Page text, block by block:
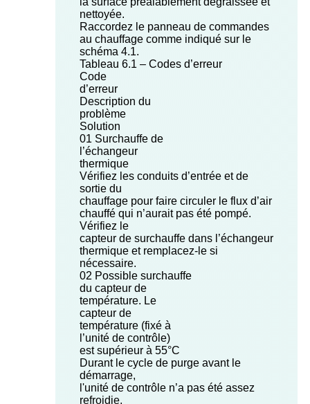
nettoyée.
Raccordez le panneau de commandes
au chauffage comme indiqué sur le
schéma 4.1.
Tableau 6.1 – Codes d’erreur
Code
d’erreur
Description du
problème
Solution
01 Surchauffe de
l’échangeur
thermique
Vérifiez les conduits d’entrée et de
sortie du
chauffage pour faire circuler le flux d’air
chauffé qui n’aurait pas été pompé.
Vérifiez le
capteur de surchauffe dans l’échangeur
thermique et remplacez-le si
nécessaire.
02 Possible surchauffe
du capteur de
température. Le
capteur de
température (fixé à
l’unité de contrôle)
est supérieur à 55°C
Durant le cycle de purge avant le
démarrage,
l'unité de contrôle n’a pas été assez
refroidie,